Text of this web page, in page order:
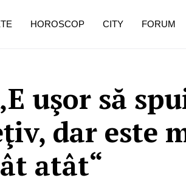
uşor să
dar este
atât“
HOROSCOP CITY FORUM
dureroasă este investigația